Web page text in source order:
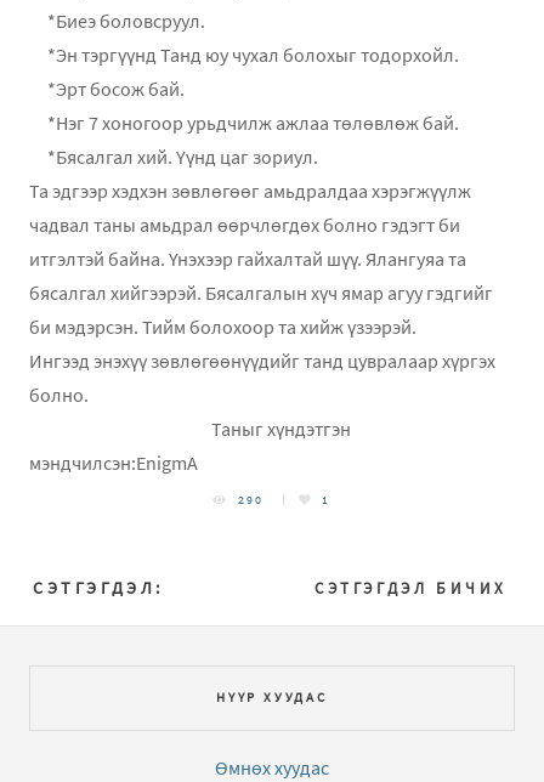
*Биеэ боловсруул.
*Эн тэргүүнд Танд юу чухал болохыг тодорхойл.
*Эрт босож бай.
*Нэг 7 хоногоор урьдчилж ажлаа төлөвлөж бай.
*Бясалгал хий. Үүнд цаг зориул.
Та эдгээр хэдхэн зөвлөгөөг амьдралдаа хэрэгжүүлж
чадвал таны амьдрал өөрчлөгдөх болно гэдэгт би
итгэлтэй байна. Үнэхээр гайхалтай шүү. Ялангуяа та
бясалгал хийгээрэй. Бясалгалын хүч ямар агуу гэдгийг
би мэдэрсэн. Тийм болохоор та хийж үзээрэй.
Ингээд энэхүү зөвлөгөөнүүдийг танд цувралаар хүргэх
болно.
Таныг хүндэтгэн
мэндчилсэн:EnigmA
290 1
СЭТГЭГДЭЛ БИЧИХ
СЭТГЭГДЭЛ:
НҮҮР ХУУДАС
Өмнөх хуудас